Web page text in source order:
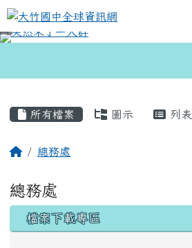
跳至主內容區
大竹國中全球資訊網
所有檔案 圖示 列表
回首頁總務處
總務處
下中區域內容
檔案下載專區